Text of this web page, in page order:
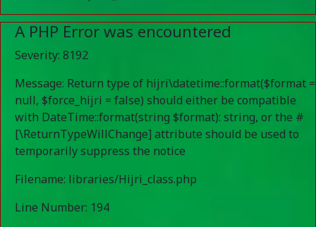
A PHP Error was encountered
Severity: 8192
Message: Return type of hijri\datetime::format($format =
null, $force_hijri = false) should either be compatible
with DateTime::format(string $format): string, or the #
[\ReturnTypeWillChange] attribute should be used to
temporarily suppress the notice
Filename: libraries/Hijri_class.php
Line Number: 194